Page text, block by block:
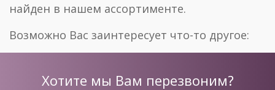
найден в нашем ассортименте.
Возможно Вас заинтересует что-то другое:
Хотите мы Вам перезвоним?